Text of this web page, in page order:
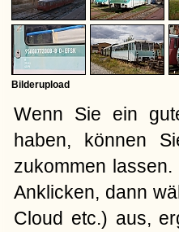
Bilderupload
Wenn Sie ein
haben, können
zukommen
Anklicken, dann
Cloud etc.) aus,